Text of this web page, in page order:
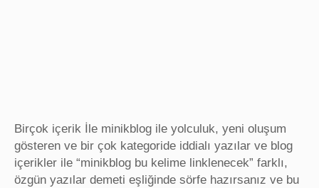
Birçok içerik İle minikblog ile yolculuk, yeni oluşum
gösteren ve bir çok kategoride iddialı yazılar ve blog
içerikler ile “minikblog bu kelime linklenecek” farklı,
özgün yazılar demeti eşliğinde sörfe hazırsanız ve bu